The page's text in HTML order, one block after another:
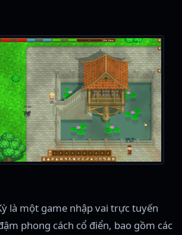
là một game nhập vai trực tuyến
phong cách cổ điển, bao gồm các